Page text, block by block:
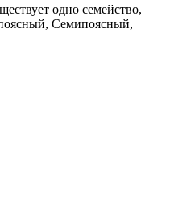
одно семейство,
Семипоясный,